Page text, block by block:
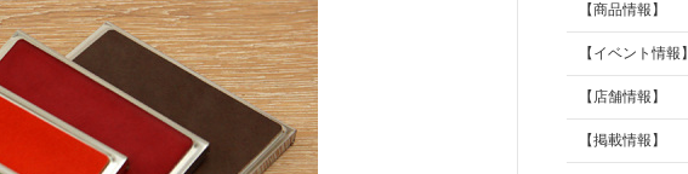
【商品情報】
【イベント情報】
【店舗情報】
【掲載情報】